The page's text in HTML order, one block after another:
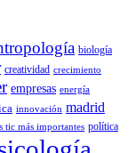
biología
creatividad crecimiento
empresas energía
innovación madrid
tic más importantes política